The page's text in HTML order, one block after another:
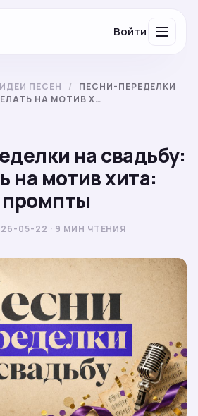
Войти
ИДЕИ ПЕСЕН /
ПЕСНИ-ПЕРЕДЕЛКИ
НА МОТИВ Х…
на свадьбу:
на мотив хита:
05-22 · 9 МИН ЧТЕНИЯ